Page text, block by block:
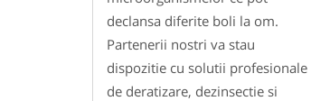
declansa diferite boli la om.
Partenerii nostri va stau
dispozitie cu solutii profesionale
de deratizare, dezinsectie si